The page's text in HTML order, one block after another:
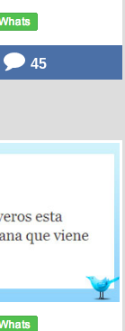
45